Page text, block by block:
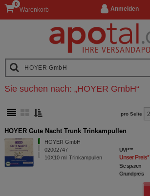
Anmelden
Warenkorb
0
Sie suchen nach: „HOYER GmbH“
pro Seite
HOYER Gute Nacht Trunk Trinkampullen
HOYER GmbH
02002747
10X10 ml Trinkampullen
UVP**
Unser Preis*
Sie sparen
Grundpreis